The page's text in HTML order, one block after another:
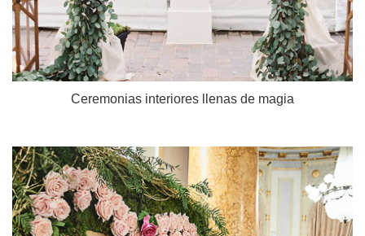
Ceremonias interiores llenas de magia